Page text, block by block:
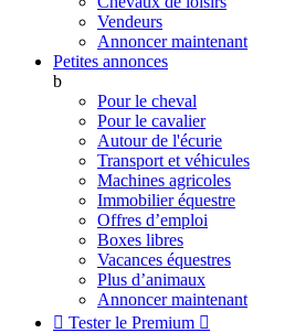
Vendeurs
Annoncer maintenant
Petites annonces
b
Pour le cheval
Pour le cavalier
Autour de l'écurie
Transport et véhicules
Machines agricoles
Immobilier équestre
Offres d’emploi
Boxes libres
Vacances équestres
Plus d’animaux
Annoncer maintenant
 Tester le Premium 